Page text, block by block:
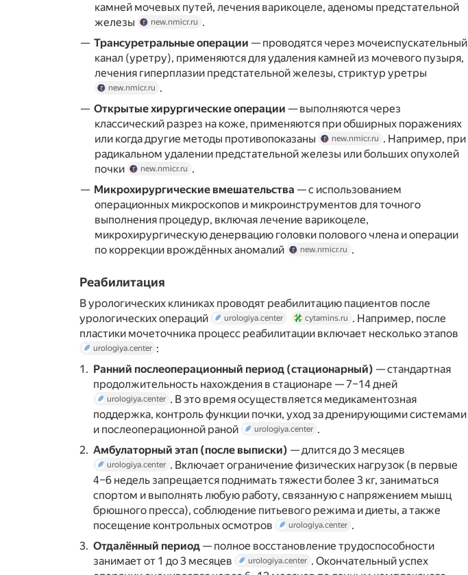
камней мочевых путей, лечения варикоцеле, аденомы предстательной
железы
new.nmicr.ru .
Трансуретральные операции — проводятся через мочеиспускательный
канал (уретру), применяются для удаления камней из мочевого пузыря,
лечения гиперплазии предстательной железы, стриктур уретры
new.nmicr.ru .
Открытые хирургические операции — выполняются через
классический разрез на коже, применяются при обширных поражениях
или когда другие методы противопоказаны
new.nmicr.ru . Например, при
радикальном удалении предстательной железы или больших опухолей
почки
new.nmicr.ru .
Микрохирургические вмешательства — с использованием
операционных микроскопов и микроинструментов для точного
выполнения процедур, включая лечение варикоцеле,
микрохирургическую денервацию головки полового члена и операции
по коррекции врождённых аномалий
new.nmicr.ru .
Реабилитация
В урологических клиниках проводят реабилитацию пациентов после
урологических операций
urologiya.center cytamins.ru . Например, после
пластики мочеточника процесс реабилитации включает несколько этапов
urologiya.center :
Ранний послеоперационный период (стационарный) — стандартная
продолжительность нахождения в стационаре — 7–14 дней
urologiya.center . В это время осуществляется медикаментозная
поддержка, контроль функции почки, уход за дренирующими системами
и послеоперационной раной
urologiya.center .
Амбулаторный этап (после выписки) — длится до 3 месяцев
urologiya.center . Включает ограничение физических нагрузок (в первые
4–6 недель запрещается поднимать тяжести более 3 кг, заниматься
спортом и выполнять любую работу, связанную с напряжением мышц
брюшного пресса), соблюдение питьевого режима и диеты, а также
посещение контрольных осмотров
urologiya.center .
Отдалённый период — полное восстановление трудоспособности
занимает от 1 до 3 месяцев
urologiya.center . Окончательный успех